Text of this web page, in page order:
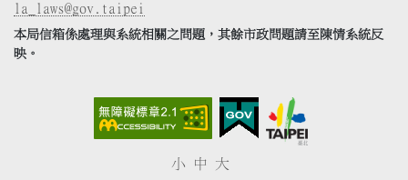
la_laws@gov.taipei
本局信箱係處理與系統相關之問題，其餘市政問題請至陳情系統反
映。
小 中 大